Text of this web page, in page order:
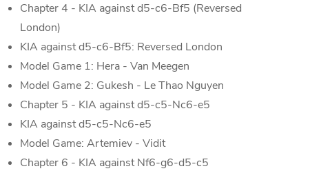
Chapter 4 - KIA against d5-c6-Bf5 (Reversed
London)
KIA against d5-c6-Bf5: Reversed London
Model Game 1: Hera - Van Meegen
Model Game 2: Gukesh - Le Thao Nguyen
Chapter 5 - KIA against d5-c5-Nc6-e5
KIA against d5-c5-Nc6-e5
Model Game: Artemiev - Vidit
Chapter 6 - KIA against Nf6-g6-d5-c5